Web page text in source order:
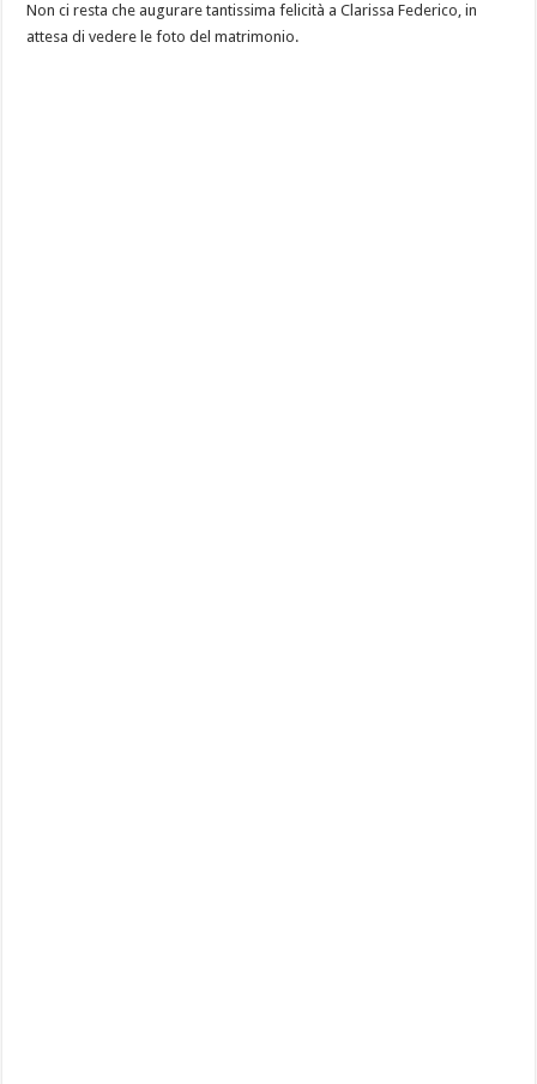
Non ci resta che augurare tantissima felicità a Clarissa Federico, in
attesa di vedere le foto del matrimonio.